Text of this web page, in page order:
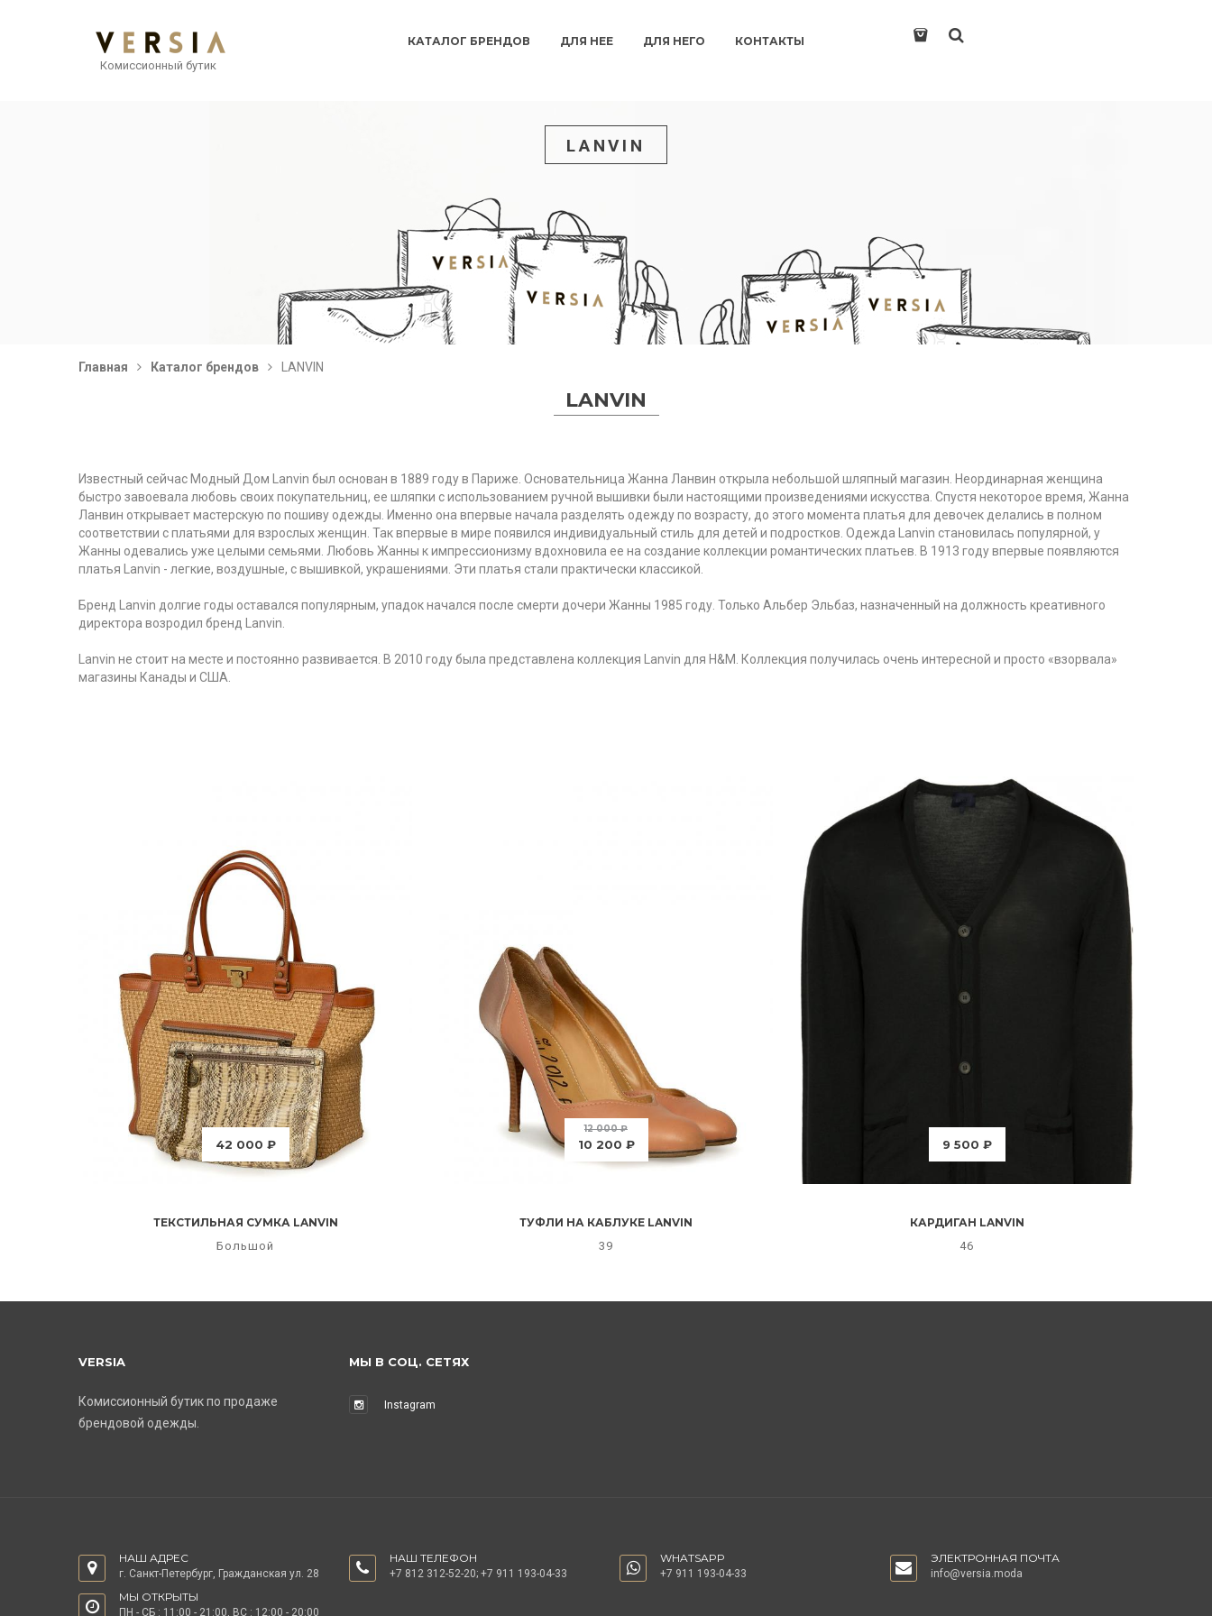
Комиссионный бутик
КАТАЛОГ БРЕНДОВ ДЛЯ НЕЕ ДЛЯ НЕГО КОНТАКТЫ
LANVIN
Главная Каталог брендов LANVIN
LANVIN
Известный сейчас Модный Дом Lanvin был основан в 1889 году в Париже. Основательница Жанна Ланвин открыла небольшой шляпный магазин. Неординарная женщина
быстро завоевала любовь своих покупательниц, ее шляпки с использованием ручной вышивки были настоящими произведениями искусства. Спустя некоторое время, Жанна
Ланвин открывает мастерскую по пошиву одежды. Именно она впервые начала разделять одежду по возрасту, до этого момента платья для девочек делались в полном
соответствии с платьями для взрослых женщин. Так впервые в мире появился индивидуальный стиль для детей и подростков. Одежда Lanvin становилась популярной, у
Жанны одевались уже целыми семьями. Любовь Жанны к импрессионизму вдохновила ее на создание коллекции романтических платьев. В 1913 году впервые появляются
платья Lanvin - легкие, воздушные, с вышивкой, украшениями. Эти платья стали практически классикой.
Бренд Lanvin долгие годы оставался популярным, упадок начался после смерти дочери Жанны 1985 году. Только Альбер Эльбаз, назначенный на должность креативного
директора возродил бренд Lanvin.
Lanvin не стоит на месте и постоянно развивается. В 2010 году была представлена коллекция Lanvin для H&M. Коллекция получилась очень интересной и просто «взорвала»
магазины Канады и США.
42 000 ₽
ТЕКСТИЛЬНАЯ СУМКА LANVIN
Большой
12 000 ₽
10 200 ₽
ТУФЛИ НА КАБЛУКЕ LANVIN
39
9 500 ₽
КАРДИГАН LANVIN
46
VERSIA
Комиссионный бутик по продаже
брендовой одежды.
МЫ В СОЦ. СЕТЯХ
Instagram
НАШ АДРЕС
г. Санкт-Петербург, Гражданская ул. 28
НАШ ТЕЛЕФОН
+7 812 312-52-20; +7 911 193-04-33
WHATSAPP
+7 911 193-04-33
ЭЛЕКТРОННАЯ ПОЧТА
info@versia.moda
МЫ ОТКРЫТЫ
ПН - СБ : 11:00 - 21:00, ВС : 12:00 - 20:00